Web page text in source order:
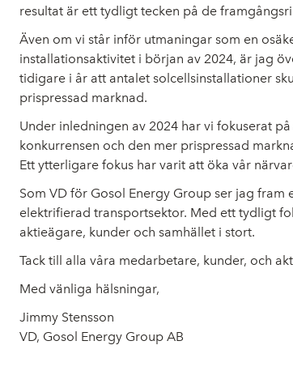
resultat är ett tydligt tecken på de
Även om vi står inför utmaningar som en
installationsaktivitet i början av 2024, är jag
tidigare i år att antalet solcellsinstallationer
prispressad marknad.
Under inledningen av 2024 har vi fokuserat
konkurrensen och den mer prispressad
Ett ytterligare fokus har varit att öka vår
Som VD för Gosol Energy Group ser jag
elektrifierad transportsektor. Med ett tydligt
aktieägare, kunder och samhället i stort.
Tack till alla våra medarbetare, kunder, och
Med vänliga hälsningar,
Jimmy Stensson
VD, Gosol Energy Group AB